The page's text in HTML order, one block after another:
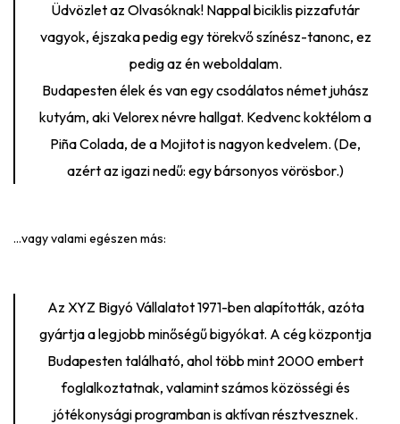
Üdvözlet az Olvasóknak! Nappal biciklis pizzafutár
vagyok, éjszaka pedig egy törekvő színész-tanonc, ez
pedig az én weboldalam.
Budapesten élek és van egy csodálatos német juhász
kutyám, aki Velorex névre hallgat. Kedvenc koktélom a
Piña Colada, de a Mojitot is nagyon kedvelem. (De,
azért az igazi nedű: egy bársonyos vörösbor.)
…vagy valami egészen más:
Az XYZ Bigyó Vállalatot 1971-ben alapították, azóta
gyártja a legjobb minőségű bigyókat. A cég központja
Budapesten található, ahol több mint 2000 embert
foglalkoztatnak, valamint számos közösségi és
jótékonysági programban is aktívan résztvesznek.